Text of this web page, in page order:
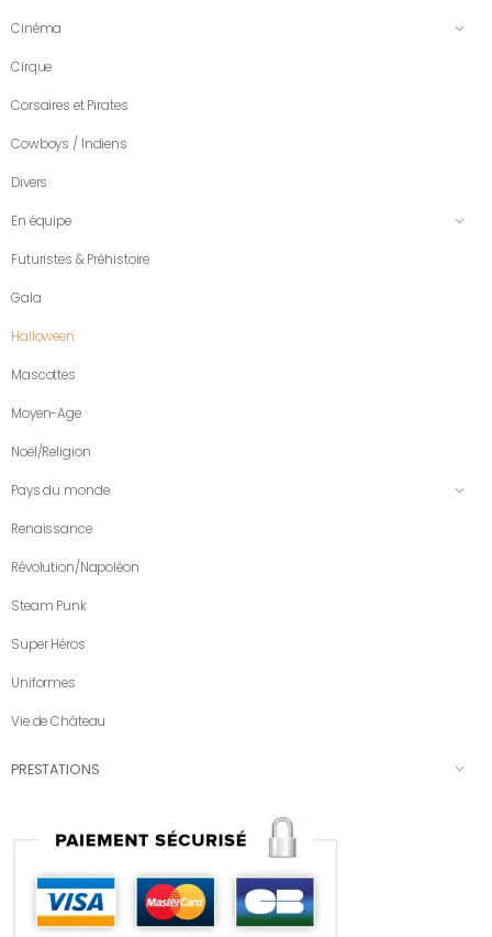
Cinéma
Cirque
Corsaires et Pirates
Cowboys / Indiens
Divers
En équipe
Futuristes & Préhistoire
Gala
Halloween
Mascottes
Moyen-Age
Noël/Religion
Pays du monde
Renaissance
Révolution/Napoléon
Steam Punk
Super Héros
Uniformes
Vie de Château
PRESTATIONS